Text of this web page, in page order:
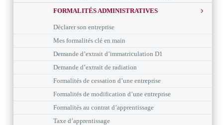
FORMALITÉS ADMINISTRATIVES
Déclarer son entreprise
Mes formalités clé en main
Demande d’extrait d’immatriculation D1
Demande d’extrait de radiation
Formalités de cessation d’une entreprise
Formalités de modification d’une entreprise
Formalités au contrat d’apprentissage
Taxe d’apprentissage